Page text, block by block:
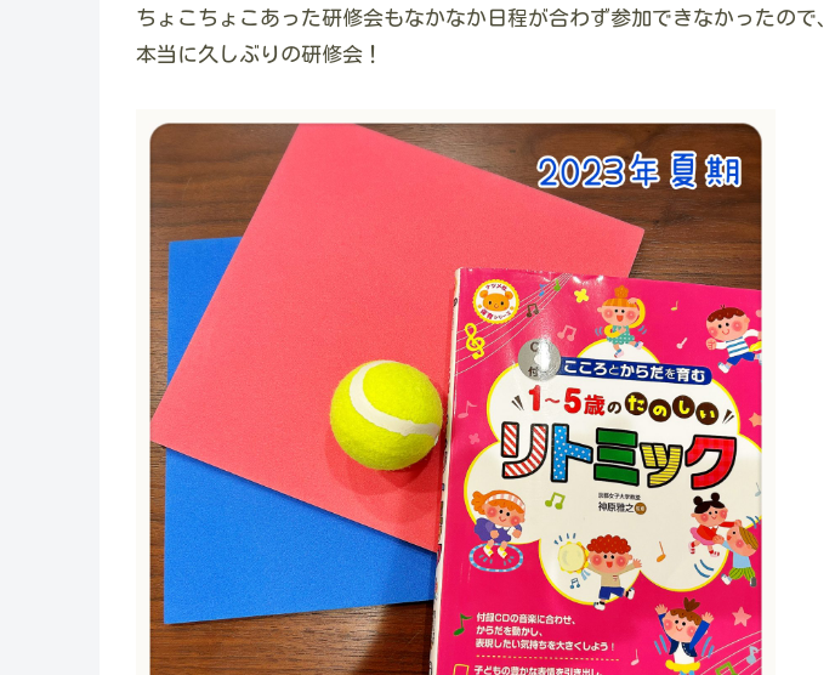
ちょこちょこあった研修会もなかなか日程が合わず参加できなかったので、
本当に久しぶりの研修会！